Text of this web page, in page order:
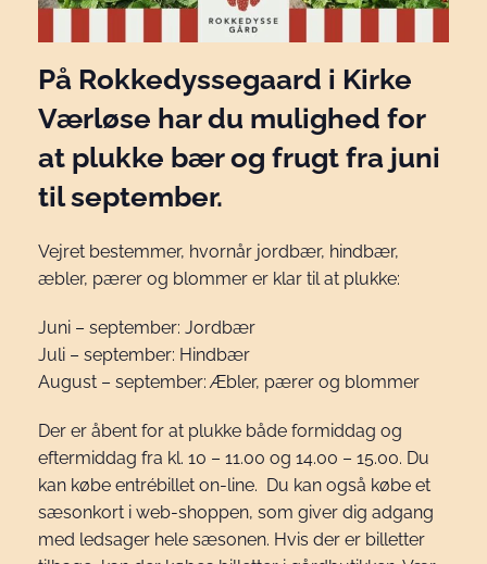
På Rokkedyssegaard i Kirke
Værløse har du mulighed for
at plukke bær og frugt fra juni
til september.
Vejret bestemmer, hvornår jordbær, hindbær,
æbler, pærer og blommer er klar til at plukke:
Juni – september: Jordbær
Juli – september: Hindbær
August – september: Æbler, pærer og blommer
Der er åbent for at plukke både formiddag og
eftermiddag fra kl. 10 – 11.00 og 14.00 – 15.00. Du
kan købe entrébillet on-line. Du kan også købe et
sæsonkort i web-shoppen, som giver dig adgang
med ledsager hele sæsonen. Hvis der er billetter